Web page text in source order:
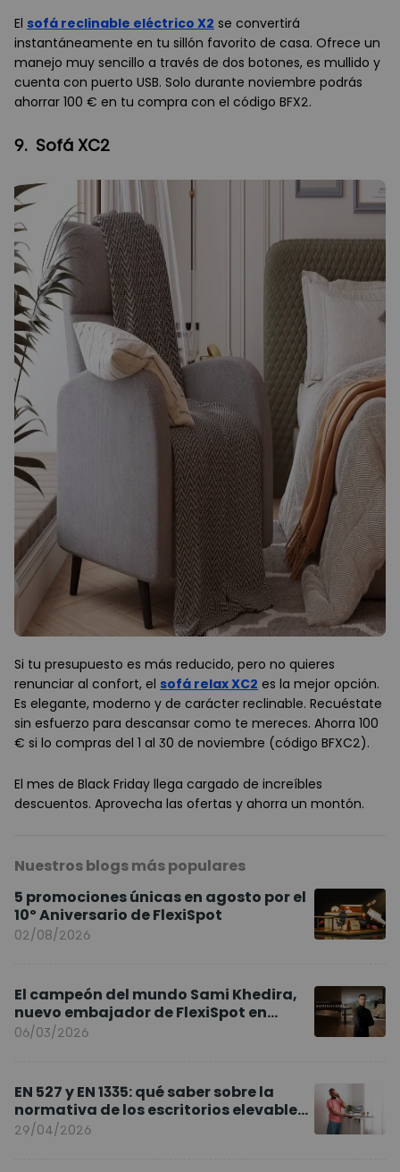
El sofá reclinable eléctrico X2 se convertirá
instantáneamente en tu sillón favorito de casa. Ofrece un
manejo muy sencillo a través de dos botones, es mullido y
cuenta con puerto USB. Solo durante noviembre podrás
ahorrar 100 € en tu compra con el código BFX2.
9. Sofá XC2
Si tu presupuesto es más reducido, pero no quieres
renunciar al confort, el sofá relax XC2 es la mejor opción.
Es elegante, moderno y de carácter reclinable. Recuéstate
sin esfuerzo para descansar como te mereces. Ahorra 100
€ si lo compras del 1 al 30 de noviembre (código BFXC2).
El mes de Black Friday llega cargado de increíbles
descuentos. Aprovecha las ofertas y ahorra un montón.
Nuestros blogs más populares
5 promociones únicas en agosto por el
10º Aniversario de FlexiSpot
02/08/2026
El campeón del mundo Sami Khedira,
nuevo embajador de FlexiSpot en
Europa
06/03/2026
EN 527 y EN 1335: qué saber sobre la
normativa de los escritorios elevables
y sillas ergonómicas
29/04/2026